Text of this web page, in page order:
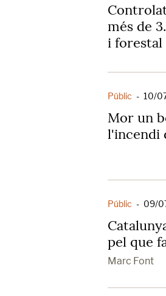
més de
i forestal
Públic - 10/
Mor un
l'incendi
Públic - 09/
pel que
Marc Font